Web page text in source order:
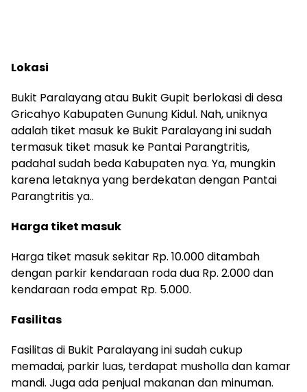
Lokasi
Bukit Paralayang atau Bukit Gupit berlokasi di desa
Gricahyo Kabupaten Gunung Kidul. Nah, uniknya
adalah tiket masuk ke Bukit Paralayang ini sudah
termasuk tiket masuk ke Pantai Parangtritis,
padahal sudah beda Kabupaten nya. Ya, mungkin
karena letaknya yang berdekatan dengan Pantai
Parangtritis ya..
Harga tiket masuk
Harga tiket masuk sekitar Rp. 10.000 ditambah
dengan parkir kendaraan roda dua Rp. 2.000 dan
kendaraan roda empat Rp. 5.000.
Fasilitas
Fasilitas di Bukit Paralayang ini sudah cukup
memadai, parkir luas, terdapat musholla dan kamar
mandi. Juga ada penjual makanan dan minuman.